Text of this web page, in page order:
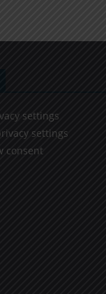
settings
settings
consent